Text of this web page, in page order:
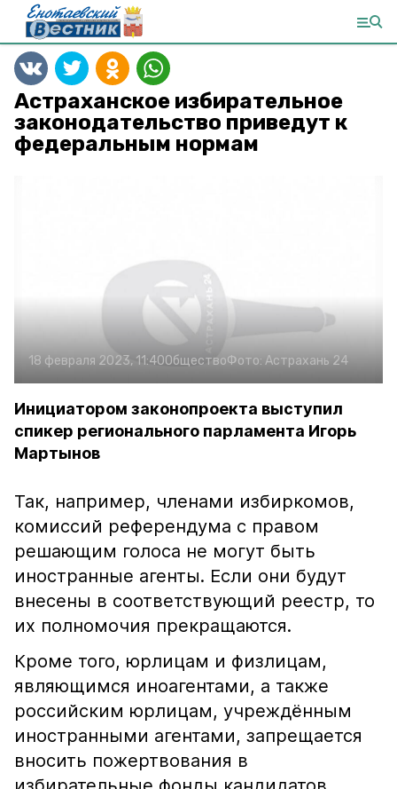
Астраханское избирательное
законодательство приведут к
федеральным нормам
18 февраля 2023, 11:40ОбществоФото: Астрахань 24
Инициатором законопроекта выступил
спикер регионального парламента Игорь
Мартынов
Так, например, членами избиркомов,
комиссий референдума с правом
решающим голоса не могут быть
иностранные агенты. Если они будут
внесены в соответствующий реестр, то
их полномочия прекращаются.
Кроме того, юрлицам и физлицам,
являющимся иноагентами, а также
российским юрлицам, учреждённым
иностранными агентами, запрещается
вносить пожертвования в